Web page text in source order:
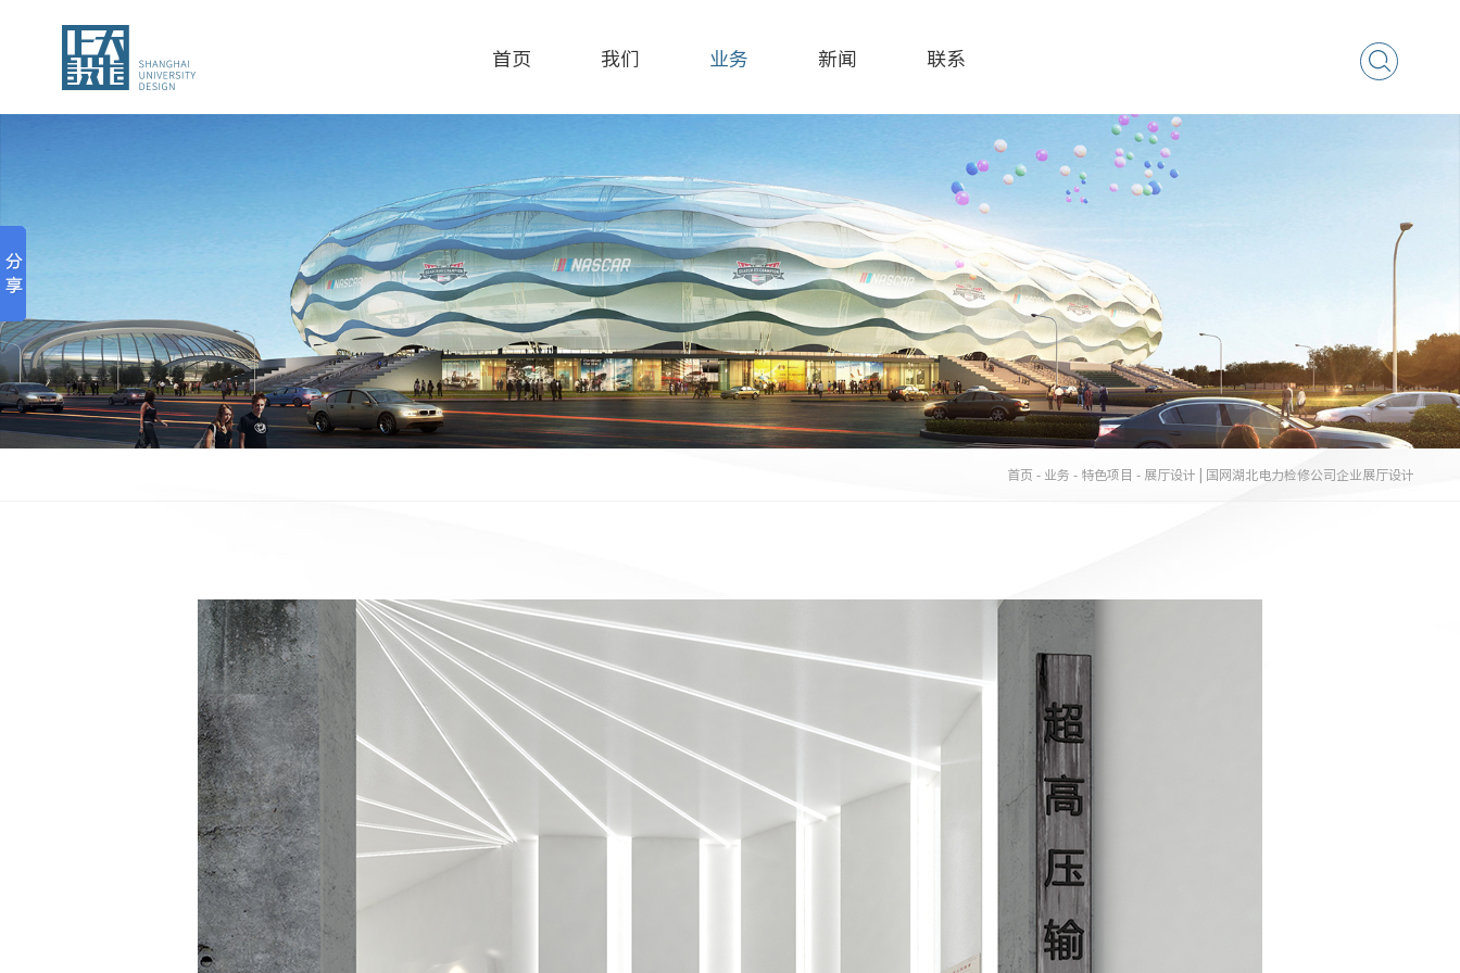
首页 我们 业务 新闻 联系
首页 - 业务 - 特色项目 - 展厅设计 | 国网湖北电力检修公司企业展厅设计